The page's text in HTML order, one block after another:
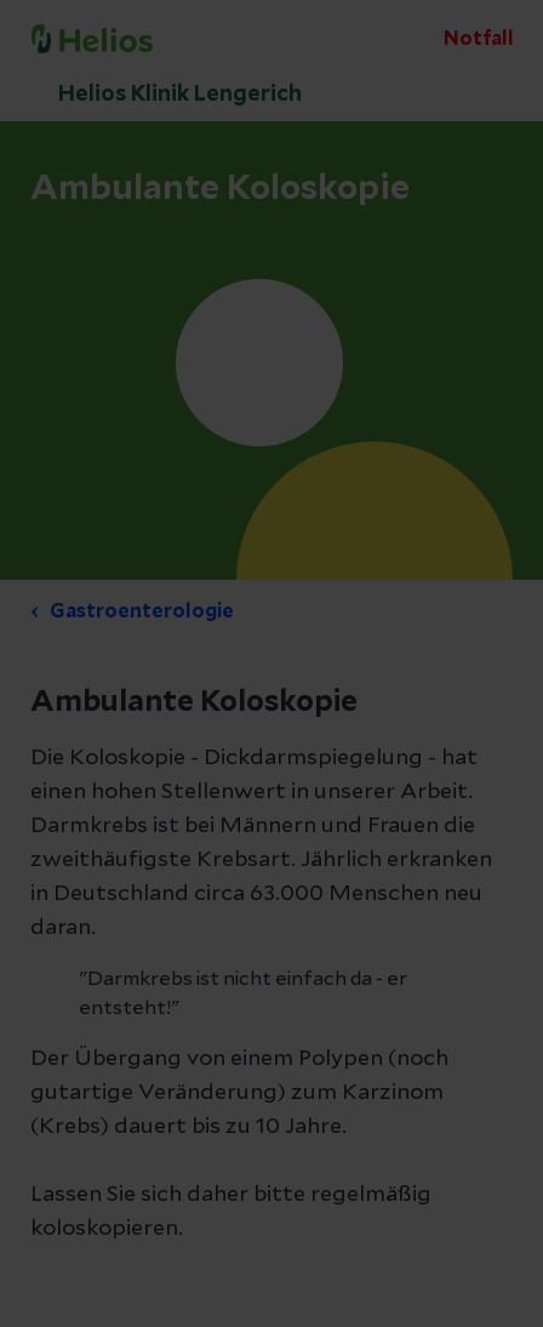
Notfall
Helios Klinik Lengerich
Ambulante Koloskopie
Gastroenterologie
Ambulante Koloskopie
Die Koloskopie - Dickdarmspiegelung - hat
einen hohen Stellenwert in unserer Arbeit.
Darmkrebs ist bei Männern und Frauen die
zweithäufigste Krebsart. Jährlich erkranken
in Deutschland circa 63.000 Menschen neu
daran.
"Darmkrebs ist nicht einfach da - er
entsteht!"
Der Übergang von einem Polypen (noch
gutartige Veränderung) zum Karzinom
(Krebs) dauert bis zu 10 Jahre.
Lassen Sie sich daher bitte regelmäßig
koloskopieren.